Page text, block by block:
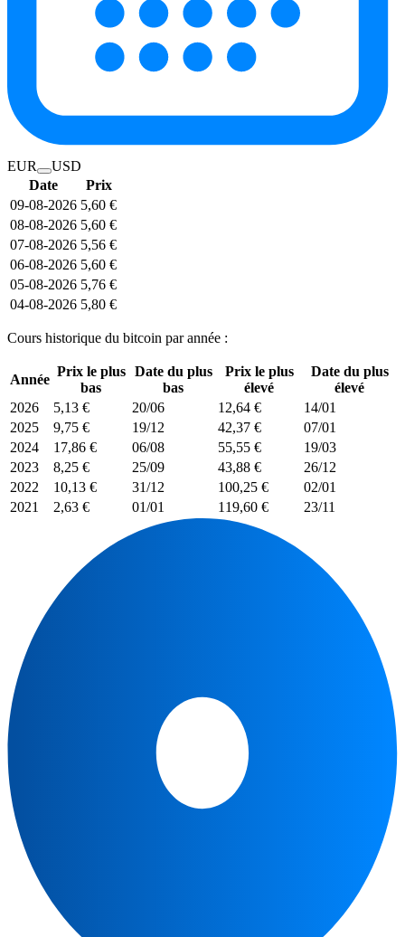
EUR
USD
Date
Prix
09-08-2026 5,60 €
08-08-2026 5,60 €
07-08-2026 5,56 €
06-08-2026 5,60 €
05-08-2026 5,76 €
04-08-2026 5,80 €
Cours historique du bitcoin par année :
Année
Prix le plus
bas
Date du plus
bas
Prix le plus
élevé
Date du plus
élevé
2026
5,13 € 20/06 12,64 €
14/01
2025
9,75 € 19/12 42,37 €
07/01
2024
17,86 € 06/08 55,55 €
19/03
2023
8,25 € 25/09 43,88 €
26/12
2022
10,13 € 31/12 100,25 €
02/01
2021
2,63 € 01/01 119,60 € 23/11